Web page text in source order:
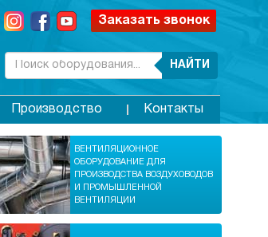
Заказать звонок
НАЙТИ
Производство Контакты
ВЕНТИЛЯЦИОННОЕ
ОБОРУДОВАНИЕ ДЛЯ
ПРОИЗВОДСТВА ВОЗДУХОВОДОВ
И ПРОМЫШЛЕННОЙ
ВЕНТИЛЯЦИИ